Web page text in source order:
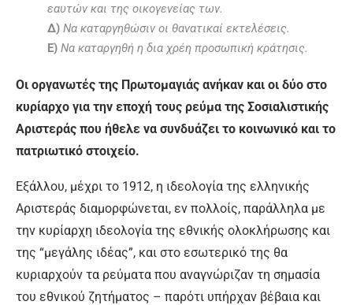
εαυτών και της οικογενείας των.
Δ) Να καταργηθώσιν οι θανατικαί εκτελέσεις.
Ε) Να καταργηθή η δια χρέη προσωπική κράτησις.
Οι οργανωτές της Πρωτομαγιάς ανήκαν και οι δύο στο
κυρίαρχο για την εποχή τους ρεύμα της Σοσιαλιστικής
Αριστεράς που ήθελε να συνδυάζει το κοινωνικό και το
πατριωτικό στοιχείο.
Εξάλλου, μέχρι το 1912, η ιδεολογία της ελληνικής
Αριστεράς διαμορφώνεται, εν πολλοίς, παράλληλα με
την κυρίαρχη ιδεολογία της εθνικής ολοκλήρωσης και
της “μεγάλης ιδέας”, και στο εσωτερικό της θα
κυριαρχούν τα ρεύματα που αναγνώριζαν τη σημασία
του εθνικού ζητήματος – παρότι υπήρχαν βέβαια και